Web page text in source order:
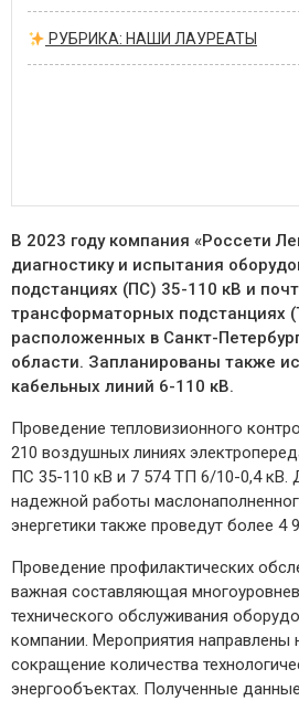
РУБРИКА: НАШИ ЛАУРЕАТЫ
В 2023 году компания «Россети
диагностику и испытания
подстанциях (ПС) 35-110 кВ и
трансформаторных подстанциях
расположенных в Санкт-
области. Запланированы также
кабельных линий 6-110 кВ.
Проведение тепловизионного
210 воздушных линиях
ПС 35-110 кВ и 7 574 ТП 6/10-0,4 кВ.
надежной работы
энергетики также проведут более 4
Проведение профилактических
важная составляющая
технического обслуживания
компании. Мероприятия направлены
сокращение количества
энергообъектах. Полученные